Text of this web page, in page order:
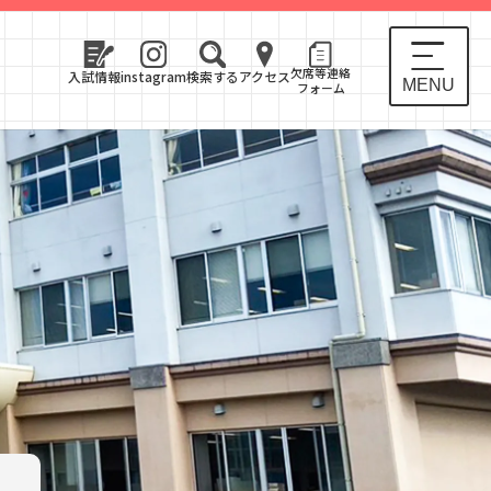
入試情報instagram検索するアクセス欠席等連絡
フォーム
MENU